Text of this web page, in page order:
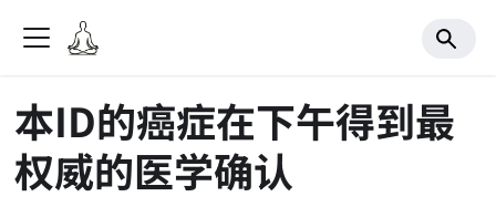
本ID的癌症在下午得到最
权威的医学确认